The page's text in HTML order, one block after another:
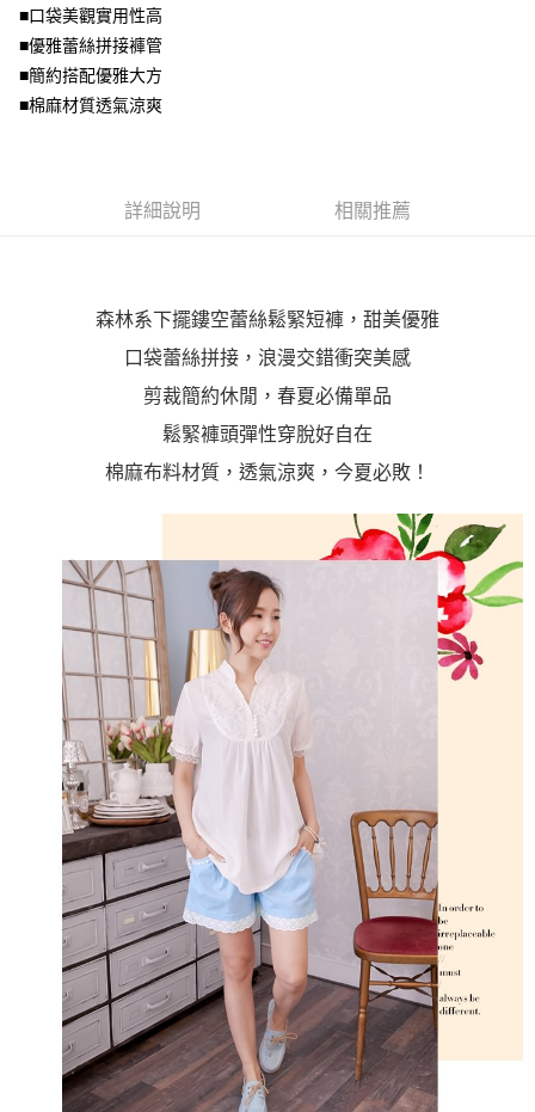
【注意事項】
1.本服務係由「台灣大哥大股份有限公司」（以下簡稱本公司）所提供，讓
用戶於交易時，得透過本服務購買商品或服務，並由商店將買賣／分期付款
買賣價金債權讓與本公司後，依約使用本公司帳單繳交帳款。
資料（包含姓名、電話或地址）提供予台灣大哥大進項蒐集、處理及利用，
ATM／網路銀行／等多元方式進行付款，方視為交易完成。
※ 請注意：結帳手續完成當下不需立刻繳費，但若您需要取消訂單，請聯絡
購買商品的店家。未經商家同意取消之訂單仍視為有效，需透過AFTEE先享
後付繳納相關費用。
※ 交易是否成功請以「AFTEE先享後付 」之結帳頁面顯示為準，若有關於
１．透過由恩沛科技股份有限公司提供之「AFTEE先享後付」服務完成之交
３．未成年的使用者請事先徵得法定代理人或監護人之同意方可使用
時審查核予不同之上限額度；若仍有額度不足之情形，本公司將視審查結果
請求用戶進行身份認證。
５．嚴禁一人註冊多個帳號或使用他人資訊註冊。若發現惡意使用之情形，
恩沛科技股份有限公司將有權停止該用戶之使用額度並採取法律行動。
7-11取貨付款
每筆NT$70，滿NT$799(含以上)免運費
付款後7-11取貨
每筆NT$100，滿NT$1,000(含以上)免運費
■口袋美觀實用性高
■優雅蕾絲拼接褲管
■簡約搭配優雅大方
■棉麻材質透氣涼爽
詳細說明 相關推薦
森林系下擺鏤空蕾絲鬆緊短褲，甜美優雅
口袋蕾絲拼接，浪漫交錯衝突美感
剪裁簡約休閒，春夏必備單品
鬆緊褲頭彈性穿脫好自在
棉麻布料材質，透氣涼爽，今夏必敗！